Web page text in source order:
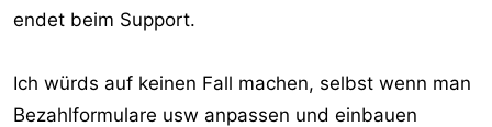
endet beim Support.
Ich würds auf keinen Fall machen, selbst wenn man
Bezahlformulare usw anpassen und einbauen